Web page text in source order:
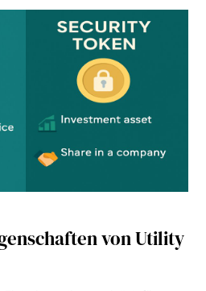
von Utility